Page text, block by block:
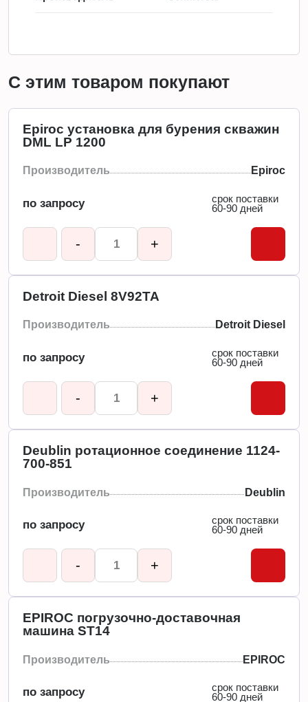
С этим товаром покупают
Epiroc установка для бурения скважин
DML LP 1200
Производитель Epiroc
по запросу
срок поставки
60-90 дней
- +
Detroit Diesel 8V92TA
Производитель Detroit Diesel
по запросу
срок поставки
60-90 дней
- +
Deublin ротационное соединение 1124-
700-851
Производитель Deublin
по запросу
срок поставки
60-90 дней
- +
EPIROC погрузочно-доставочная
машина ST14
Производитель EPIROC
по запросу
срок поставки
60-90 дней